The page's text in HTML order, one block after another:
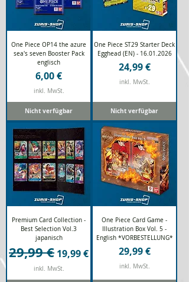
One Piece OP14 the azure
sea's seven Booster Pack
englisch
Preis
6,00 €
inkl. MwSt.
Nicht verfügbar
One Piece ST29 Starter Deck
Egghead (EN) - 16.01.2026
Preis
24,99 €
inkl. MwSt.
Nicht verfügbar
Premium Card Collection -
Best Selection Vol.3
japanisch
Standardpreis
29,99 € Sale-Preis
19,99 €
inkl. MwSt.
One Piece Card Game -
Illustration Box Vol. 5 -
English *VORBESTELLUNG*
Preis
29,99 €
inkl. MwSt.